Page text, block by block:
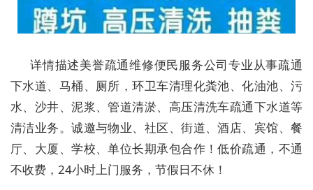
详情描述美誉疏通维修便民服务公司专业从事疏通
下水道、马桶、厕所，环卫车清理化粪池、化油池、污
水、沙井、泥浆、管道清淤、高压清洗车疏通下水道等
清洁业务。诚邀与物业、社区、街道、酒店、宾馆、餐
厅、大厦、学校、单位长期承包合作！低价疏通，不通
不收费，24小时上门服务，节假日不休！